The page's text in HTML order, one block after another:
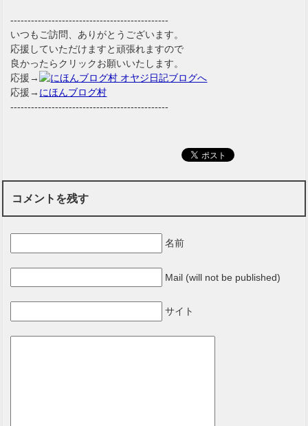
----------------------------------------------
いつもご訪問、ありがとうございます。
応援していただけますと頑張れますので
良かったらクリックお願いいたします。
応援→
応援→ にほんブログ村
----------------------------------------------
コメントを残す
名前
Mail (will not be published)
サイト